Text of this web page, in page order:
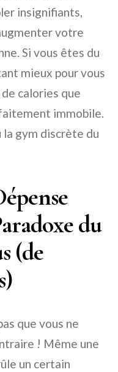
insignifiants,
votre
Si vous êtes du
mieux pour vous
calories que
immobile.
la gym discrète du
du
(de
que vous ne
! Même une
un certain